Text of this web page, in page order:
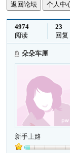
返回论坛 个人中
4974
阅读
23
回复
朵朵车厘
新手上路